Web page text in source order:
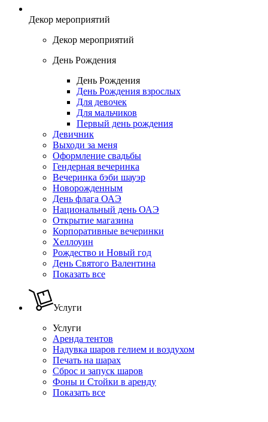
Декор мероприятий
Декор мероприятий
День Рождения
День Рождения
День Рождения взрослых
Для девочек
Для мальчиков
Первый день рождения
Девичник
Выходи за меня
Оформление свадьбы
Гендерная вечеринка
Вечеринка бэби шауэр
Новорожденным
День флага ОАЭ
Национальный день ОАЭ
Открытие магазина
Корпоративные вечеринки
Хеллоуин
Рождество и Новый год
День Святого Валентина
Показать все
Услуги
Услуги
Аренда тентов
Надувка шаров гелием и воздухом
Печать на шарах
Сброс и запуск шаров
Фоны и Стойки в аренду
Показать все